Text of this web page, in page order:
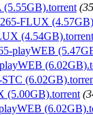
FLUX
(4.54GB).torrent
playWEB
(5.00GB).torrent